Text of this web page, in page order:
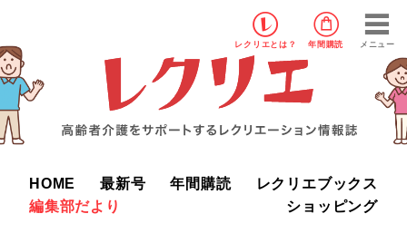
レクリエ とは？ 年間購読 メニュー
HOME 最新号 年間購読
レクリエブックス
編集部だより
ショッピング